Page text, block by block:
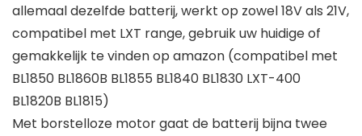
allemaal dezelfde batterij, werkt op zowel 18V als 21V,
compatibel met LXT range, gebruik uw huidige of
gemakkelijk te vinden op amazon (compatibel met
BL1850 BL1860B BL1855 BL1840 BL1830 LXT-400
BL1820B BL1815)
Met borstelloze motor gaat de batterij bijna twee